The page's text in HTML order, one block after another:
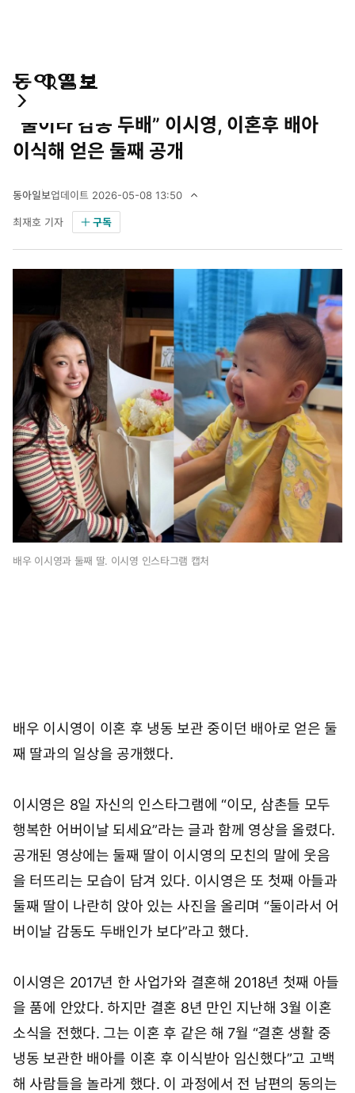
통
검
색
마
페
이
지
전
메
뉴
펼
기
사회
“둘이라 감동 두배” 이시영, 이혼후 배아
이식해 얻은 둘째 공개
동아일보업데이트 2026-05-08 13:50
0
년
8
일
1
3
시
5
0
분
최재호 기자 구독
배우 이시영과 둘째 딸. 이시영 인스타그램 캡처
배우 이시영이 이혼 후 냉동 보관 중이던 배아로 얻은 둘
째 딸과의 일상을 공개했다.
이시영은 8일 자신의 인스타그램에 “이모, 삼촌들 모두
행복한 어버이날 되세요”라는 글과 함께 영상을 올렸다.
공개된 영상에는 둘째 딸이 이시영의 모친의 말에 웃음
을 터뜨리는 모습이 담겨 있다. 이시영은 또 첫째 아들과
둘째 딸이 나란히 앉아 있는 사진을 올리며 “둘이라서 어
버이날 감동도 두배인가 보다”라고 했다.
이시영은 2017년 한 사업가와 결혼해 2018년 첫째 아들
을 품에 안았다. 하지만 결혼 8년 만인 지난해 3월 이혼
소식을 전했다. 그는 이혼 후 같은 해 7월 “결혼 생활 중
냉동 보관한 배아를 이혼 후 이식받아 임신했다”고 고백
해 사람들을 놀라게 했다. 이 과정에서 전 남편의 동의는